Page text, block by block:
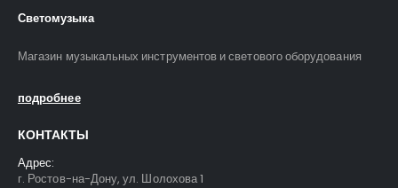
Светомузыка
Магазин музыкальных инструментов и светового оборудования
подробнее
КОНТАКТЫ
Адрес:
г. Ростов-на-Дону, ул. Шолохова 1